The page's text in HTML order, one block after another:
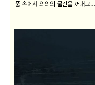
품 속에서 의외의 물건을 꺼내고…